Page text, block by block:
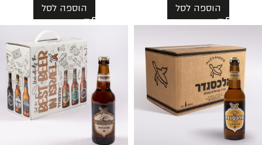
הוספה לסל
הוספה לסל